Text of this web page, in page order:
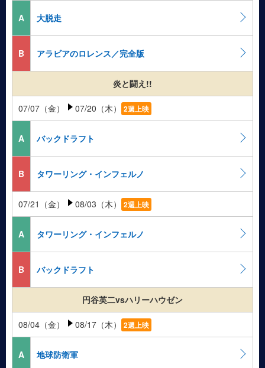
A 大脱走
B アラビアのロレンス／完全版
炎と闘え!!
07/07（金） 07/20（木） 2週上映
A バックドラフト
B タワーリング・インフェルノ
07/21（金） 08/03（木） 2週上映
A タワーリング・インフェルノ
B バックドラフト
円谷英二vsハリーハウゼン
08/04（金） 08/17（木） 2週上映
A 地球防衛軍